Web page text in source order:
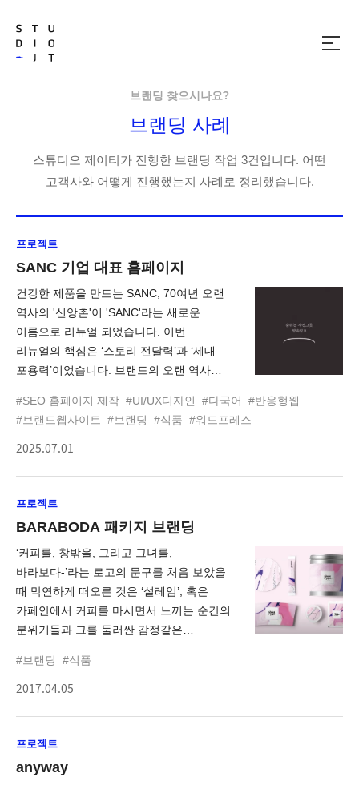
메
브랜딩 찾으시나요?
브랜딩 사례
스튜디오 제이티가 진행한 브랜딩 작업 3건입니다. 어떤
고객사와 어떻게 진행했는지 사례로 정리했습니다.
프로젝트
SANC 기업 대표 홈페이지
건강한 제품을 만드는 SANC, 70여년 오랜
역사의 '신앙촌'이 'SANC'라는 새로운
이름으로 리뉴얼 되었습니다. 이번
리뉴얼의 핵심은 ‘스토리 전달력’과 ‘세대
포용력’이었습니다. 브랜드의 오랜 역사와
스토리 라인과 ‘경험’ 중심의 흐름 구조로
사진과 일러스트로 전통과 현대의 균형을,
그리고 브랜드의 핵심가치인 '건강', '행복,
UX를고려한 콘텐츠의 흐름을 느껴보세요.
#SEO 홈페이지 제작 #UI/UX디자인 #다국어
#반응형웹
#브랜드웹사이트
#브랜딩 #식품 #워드프레스
2025.07.01
프로젝트
BARABODA 패키지 브랜딩
‘커피를, 창밖을, 그리고 그녀를,
바라보다-’라는 로고의 문구를 처음 보았을
때 막연하게 떠오른 것은 ‘설레임’, 혹은
카페안에서 커피를 마시면서 느끼는 순간의
분위기들과 그를 둘러싼 감정같은
발전하면서 ‘커피 한잔을 마신다”를 넘어서,
나아가 ’공간을 마신다’는 의미로서 커피와
바라보다가 지닌 의미를 나타낼 수 있는
추상적형태의 분위기나 감정을 나타낼 수
#브랜딩 #식품
2017.04.05
프로젝트
anyway